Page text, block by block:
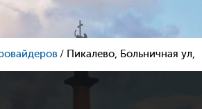
Пикалево, Больничная ул,